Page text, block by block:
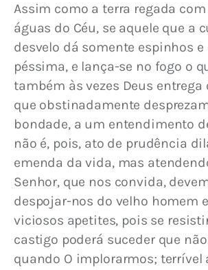
Assim como a terra regada
águas do Céu, se aquele que a
desvelo dá somente espinhos e
péssima, e lança-se no fogo o
também às vezes Deus entrega
que obstinadamente
bondade, a um entendimento
não é, pois, ato de prudência
emenda da vida, mas
Senhor, que nos convida,
despojar-nos do velho homem
viciosos apetites, pois se
castigo poderá suceder que
quando O implorarmos; terrível